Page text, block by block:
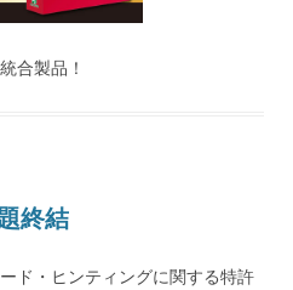
合製品！
終結
ド・ヒンティングに関する特許